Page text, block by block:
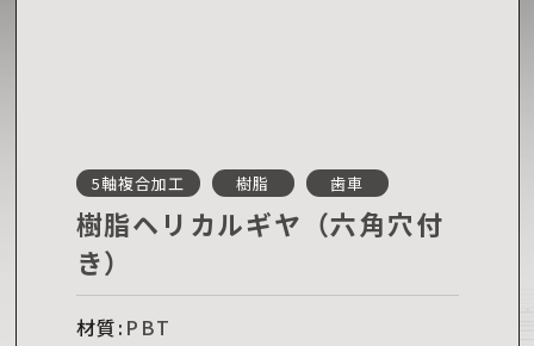
5軸複合加工 樹脂 歯車
樹脂ヘリカルギヤ（六角穴付
き）
材質: PBT